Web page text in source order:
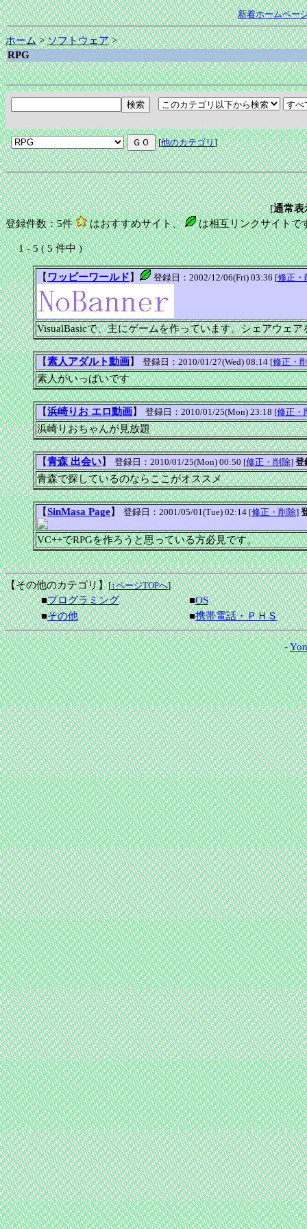
新着ホームペー
ホーム>ソフトウェア>
RPG
[他のカテゴリ]
[通常表
登録件数：5件
はおすすめサイト、 は相互リンクサイトで
1 - 5 ( 5 件中 )
【 ワッピーワールド 】 登録日：2002/12/06(Fri) 03:36 [修正・
VisualBasicで、主にゲームを作っています。シェアウェ
【素人アダルト動画】 登録日：2010/01/27(Wed) 08:14 [修正・
素人がいっぱいです
【浜崎りお エロ動画】 登録日：2010/01/25(Mon) 23:18 [修正・
浜崎りおちゃんが見放題
【青森 出会い】 登録日：2010/01/25(Mon) 00:50 [修正・削除] 登
青森で探しているのならここがオススメ
【SinMasa Page】 登録日：2001/05/01(Tue) 02:14 [修正・削除]
VC++でRPGを作ろうと思っている方必見です。
【その他のカテゴリ】[↑ページTOPへ]
■プログラミング ■OS
■その他 ■携帯電話・ＰＨＳ
-